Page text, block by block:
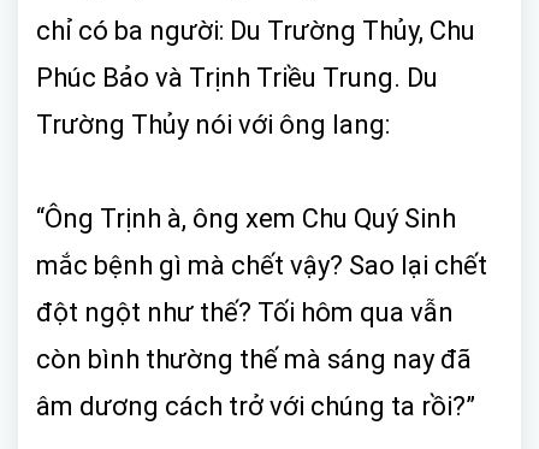
chỉ có ba người: Du Trường Thủy, Chu
Phúc Bảo và Trịnh Triều Trung. Du
Trường Thủy nói với ông lang:
“Ông Trịnh à, ông xem Chu Quý Sinh
mắc bệnh gì mà chết vậy? Sao lại chết
đột ngột như thế? Tối hôm qua vẫn
còn bình thường thế mà sáng nay đã
âm dương cách trở với chúng ta rồi?”